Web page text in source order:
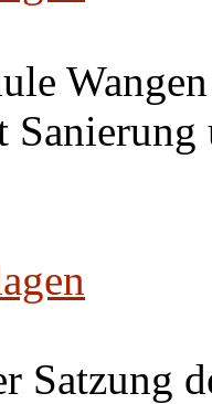
Wangen
Satzung